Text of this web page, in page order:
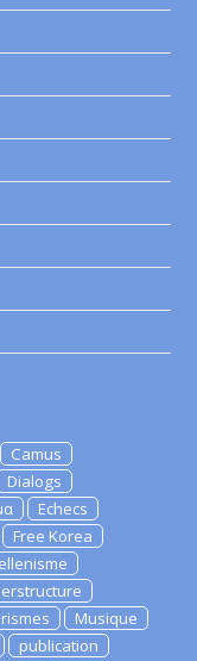
Camus
Dialogs
Echecs
Free Korea
Musique
publication